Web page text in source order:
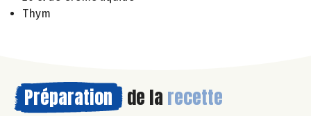
Thym
Préparation de la recette